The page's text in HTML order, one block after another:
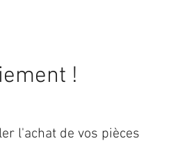
!
l'achat de vos pièces